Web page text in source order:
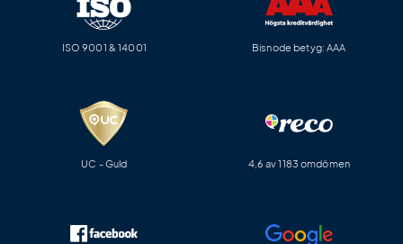
ISO 9001 & 14001 Bisnode betyg: AAA
UC - Guld 4,6 av 1183 omdömen